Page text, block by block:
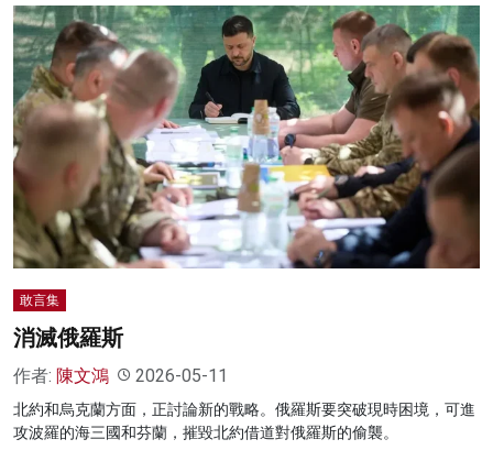
敢言集
消滅俄羅斯
作者: 陳文鴻 2026-05-11
北約和烏克蘭方面，正討論新的戰略。俄羅斯要突破現時困境，可進
攻波羅的海三國和芬蘭，摧毀北約借道對俄羅斯的偷襲。